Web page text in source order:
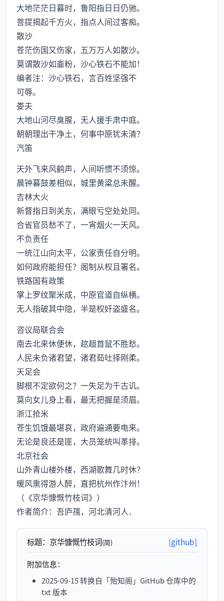
大地茫茫日暮时，鲁阳指日日仍驰。
菩提揭起千方火，指点人间过客痴。
散沙
苍茫伤国又伤家，五万万人如散沙。
莫谓散沙如齑粉，沙心铁石不能加！
编者注：沙心铁石，言百姓坚强不
可辱。
娄夫
大地山河尽臭腥，无人援手肃中庭。
朝朝理出干净土，何事中原犹未清？
汽笛
天外飞来风鹤声，人间听惯不须惊。
晨钟暮鼓差相似，城里黄粱总未醒。
吉林大火
新督指日到关东，满眼亏空处处同。
合省官员愁不了，一宵烟火一天风。
不负责任
一统江山向太平，公家责任自分明。
如何政府能担任？阁制从权且署名。
铁路国有政策
掌上罗纹聚米成，中原官道自纵横。
无人指破其中隐，半是权奸盗盛名。
咨议局联合会
南去北来休便休，趑趄首鼠不胜愁。
人民未负诸君望，诸君茹吐择刚柔。
天足会
脚根不定欲何之？一失足为千古讥。
莫向女儿身上看，最无把握是须眉。
浙江抢米
苍生饥饿最堪哀，政府遍通要电来。
无论是良还是匪，大员笼统叫革排。
北京社会
山外青山楼外楼，西湖歌舞几时休？
暖风熏得游人醉，直把杭州作汴州！
（《京华慷慨竹枝词》）
作者简介：吾庐孺，河北清河人．
标题： 京华慷慨竹枝词(简) [github]
附加信息：
2025-09-15 转换自「殆知阁」GitHub 仓库中的
txt 版本